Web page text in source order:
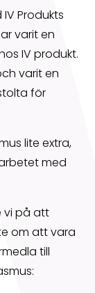
Produkts
varit en
IV produkt.
varit en
för
lite extra,
med
vi på att
om att vara
till